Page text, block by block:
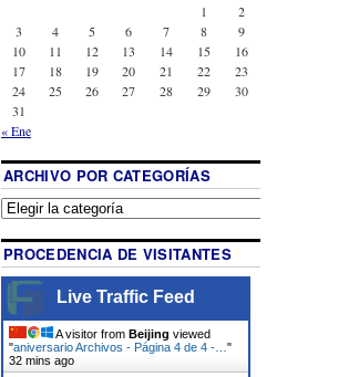
1
2
3
4 5 6 7 8
9
10
11 12 13 14 15
16
17
18 19 20 21 22
23
24
25 26 27 28 29
30
31
« Ene
ARCHIVO POR CATEGORÍAS
PROCEDENCIA DE VISITANTES
Live Traffic Feed
A visitor from Beijing viewed
"aniversario Archivos - Página 4 de 4 -… "
32 mins ago